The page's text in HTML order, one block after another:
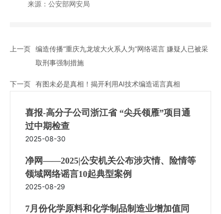
来源：公安部网安局
上一页 编造传播“重庆九龙坡大火系人为”网络谣言 嫌疑人已被采
取刑事强制措施
下一页 有图未必是真相！揭开利用AI技术编造谣言真相
喜报-高分子公司浙江省 “尖兵领雁”项目通
过中期检查
2025-08-30
净网——2025|公安机关公布涉灾情、险情等
领域网络谣言10起典型案例
2025-08-29
7月份化学原料和化学制品制造业增加值同